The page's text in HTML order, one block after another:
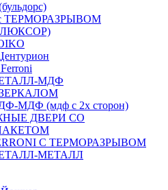
с ТЕРМОРАЗРЫВОМ
(ЛЮКСОР)
МДФ
МДФ (мдф с 2х сторон)
ДВЕРИ СО
С ТЕРМОРАЗРЫВОМ
МЕТАЛЛ